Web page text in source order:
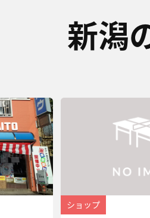
新潟
ショップ